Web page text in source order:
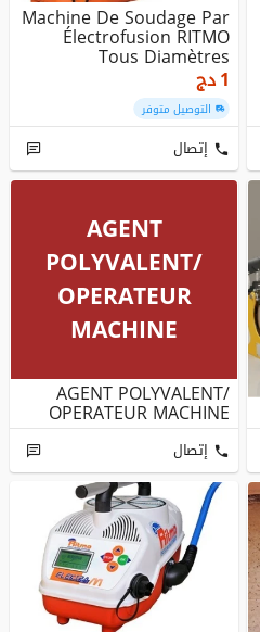
Machine De Soudage Par
Électrofusion RITMO
Tous Diamètres
Disponibles
1دج
التوصيل متوفر
إتصال
AGENT
POLYVALENT/
OPERATEUR
MACHINE
AGENT POLYVALENT/
OPERATEUR MACHINE
إتصال